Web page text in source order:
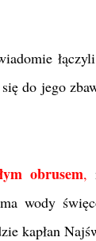
do jego
obrusem,
wody
kapłan